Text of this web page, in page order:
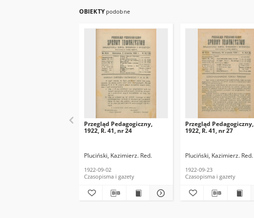
OBIEKTY podobne
Przegląd Pedagogiczny,
1922, R. 41, nr 24
Pluciński, Kazimierz. Red.
1922-09-02
Czasopisma i gazety
Przegląd Pedagogiczny,
1922, R. 41, nr 27
Pluciński, Kazimierz. Red.
1922-09-23
Czasopisma i gazety